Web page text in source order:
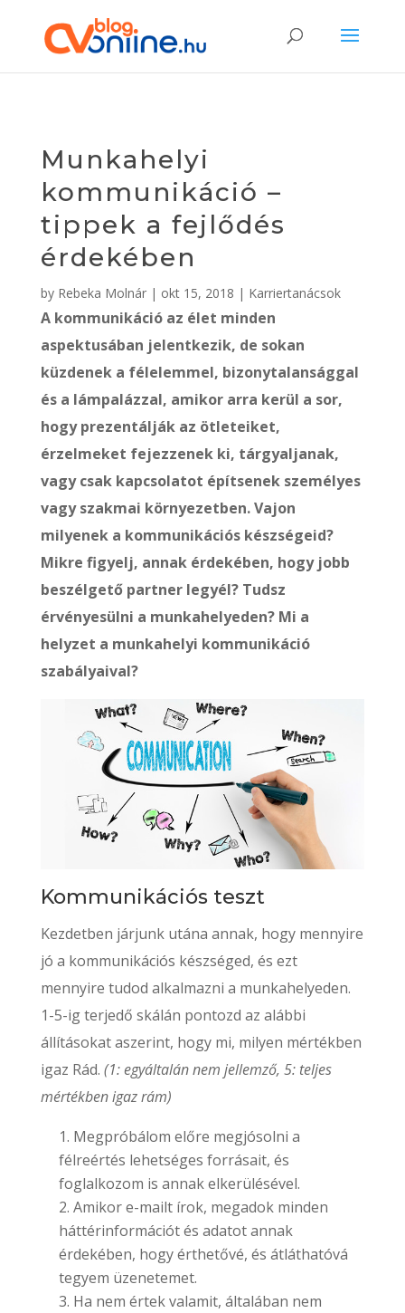
Munkahelyi
kommunikáció –
tippek a fejlődés
érdekében
by Rebeka Molnár| okt 15, 2018 | Karriertanácsok
A kommunikáció az élet minden
aspektusában jelentkezik, de sokan
küzdenek a félelemmel, bizonytalansággal
és a lámpalázzal, amikor arra kerül a sor,
hogy prezentálják az ötleteiket,
érzelmeket fejezzenek ki, tárgyaljanak,
vagy csak kapcsolatot építsenek személyes
vagy szakmai környezetben. Vajon
milyenek a kommunikációs készségeid?
Mikre figyelj, annak érdekében, hogy jobb
beszélgető partner legyél? Tudsz
érvényesülni a munkahelyeden? Mi a
helyzet a munkahelyi kommunikáció
szabályaival?
Kommunikációs teszt
Kezdetben járjunk utána annak, hogy mennyire
jó a kommunikációs készséged, és ezt
mennyire tudod alkalmazni a munkahelyeden.
1-5-ig terjedő skálán pontozd az alábbi
állításokat aszerint, hogy mi, milyen mértékben
igaz Rád. (1: egyáltalán nem jellemző, 5: teljes
mértékben igaz rám)
Megpróbálom előre megjósolni a
félreértés lehetséges forrásait, és
foglalkozom is annak elkerülésével.
Amikor e-mailt írok, megadok minden
háttérinformációt és adatot annak
érdekében, hogy érthetővé, és átláthatóvá
tegyem üzenetemet.
Ha nem értek valamit, általában nem